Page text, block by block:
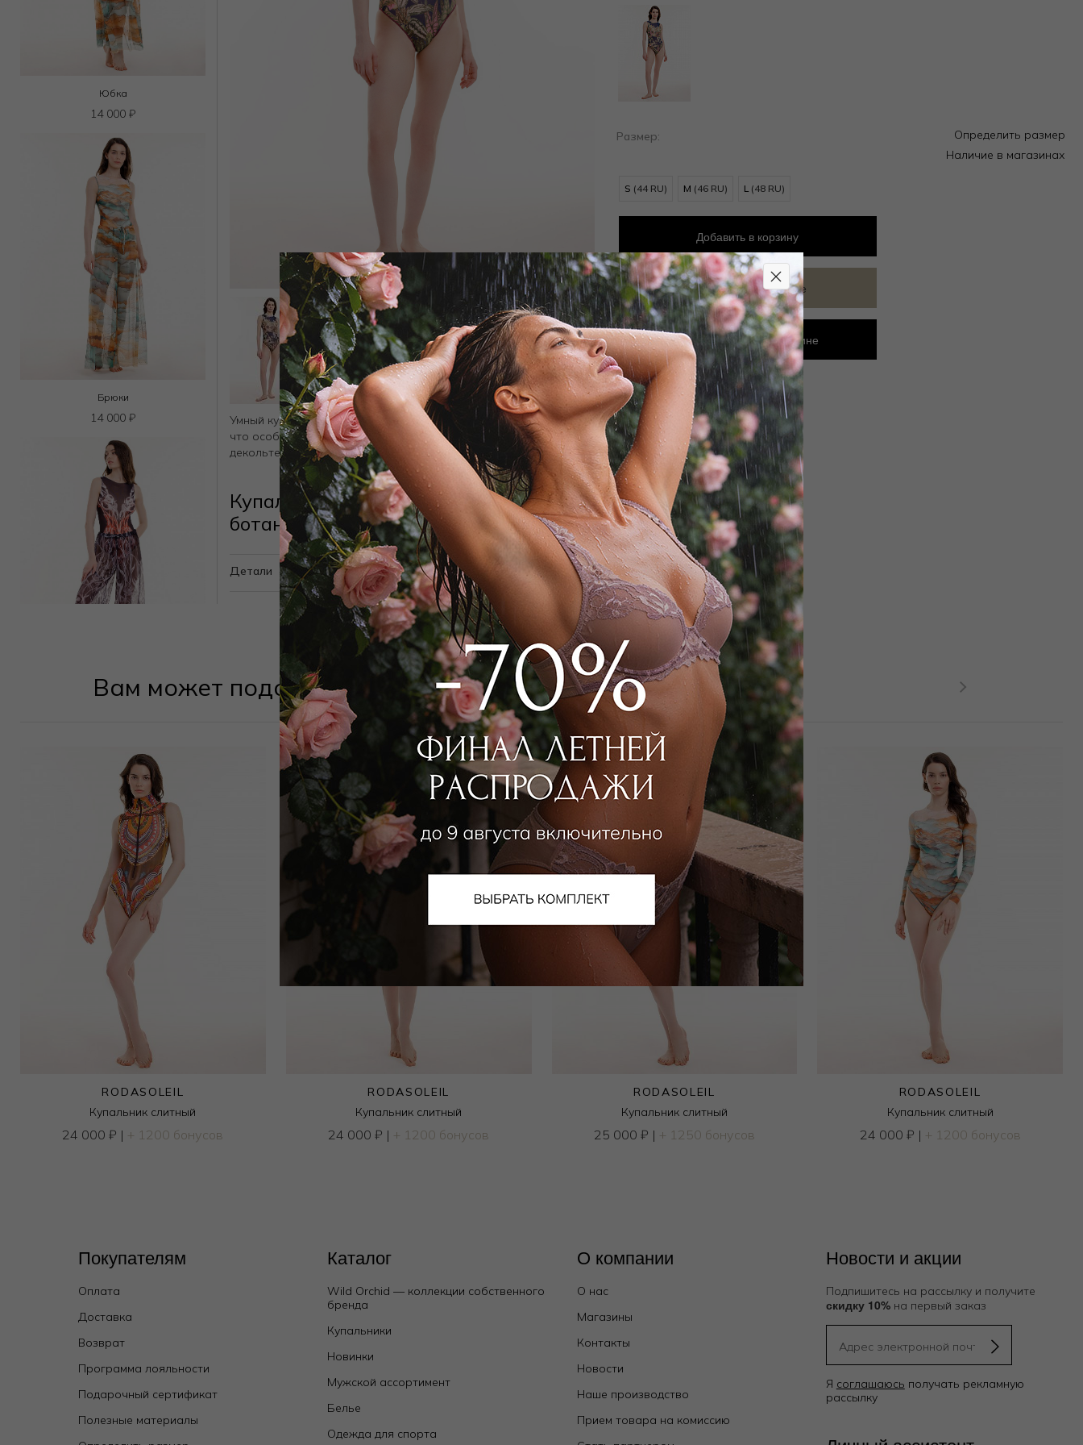
Юбка
14 000 ₽
Брюки
14 000 ₽
14 000
Умный купальник надежно защитит Вас от солнечных ожогов,
что особенно актуально для чувствительной кожи в зоне
декольте.
Купальник слитный 22001176 Принт
ботаника
Детали
Размер:
Определить размер
Наличие в магазинах
S (44 RU) M (46 RU) L (48 RU)
Добавить в корзину
Добавить в избранное
Забронировать в магазине
Вам может подойти
RODASOLEIL
Купальник слитный
24 000₽ | + 1200 бонусов
RODASOLEIL
Купальник слитный
24 000₽ | + 1200 бонусов
RODASOLEIL
Купальник слитный
25 000 ₽ | + 1250 бонусов
RODASOLEIL
Купальник слитный
24 000 ₽ | + 1200 бонусов
Покупателям
Оплата
Доставка
Возврат
Программа лояльности
Подарочный сертификат
Полезные материалы
Каталог
Wild Orchid — коллекции собственного
бренда
Купальники
Новинки
Мужской ассортимент
Белье
Одежда для спорта
О компании
О нас
Магазины
Контакты
Новости
Наше производство
Прием товара на комиссию
Новости и акции
Подпишитесь на рассылку и получите
скидку 10%на первый заказ
Я соглашаюсь получать рекламную
рассылку